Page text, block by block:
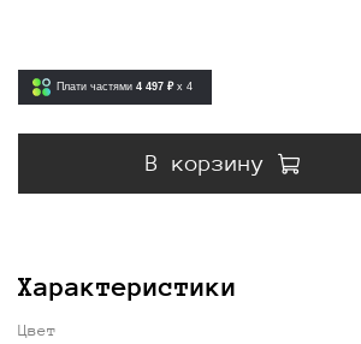
Плати частями 4 497 ₽ x 4
В корзину
Характеристики
Цвет